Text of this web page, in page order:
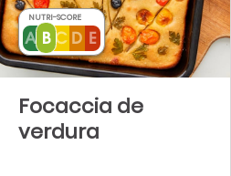
Focaccia de
verdura
NUTRI-SCORE